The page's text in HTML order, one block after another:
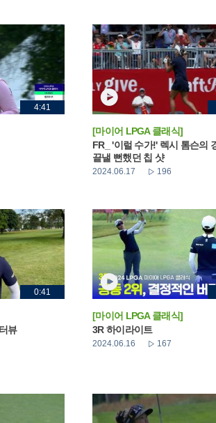
4:41
[마이어 LPGA 클래식]
FR_ '이럴 수가!' 렉시 톰슨의
끝낼 뻔했던 칩 샷
2024.06.17 196
0:41
뷰
[마이어 LPGA 클래식]
3R 하이라이트
2024.06.16 167